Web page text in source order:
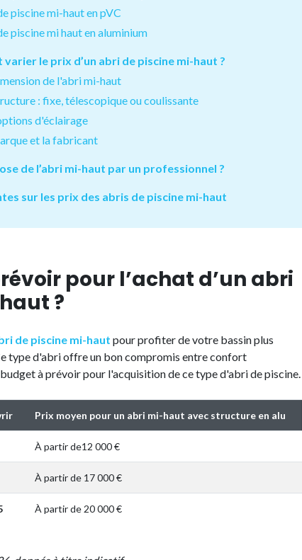
piscine mi-haut en pVC
piscine mi haut en aluminium
le prix d’un abri de piscine mi-haut ?
de l'abri mi-haut
: fixe, télescopique ou coulissante
d'éclairage
et la fabricant
de l’abri mi-haut par un professionnel ?
sur les prix des abris de piscine mi-haut
pour l’achat d’un abri
?
de piscine mi-haut pour profiter de votre bassin plus
type d'abri offre un bon compromis entre confort
à prévoir pour l'acquisition de ce type d'abri de piscine.
Prix moyen pour un abri mi-haut avec structure en alu
À partir de12 000 €
À partir de 17 000 €
À partir de 20 000 €